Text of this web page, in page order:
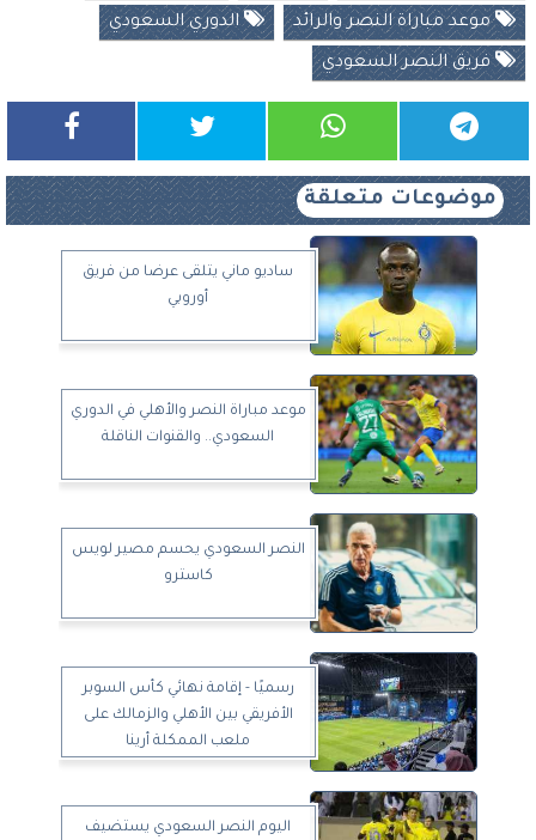
موعد مباراة النصر والرائد الدوري السعودي
فريق النصر السعودي
موضوعات متعلقة
ساديو ماني يتلقى عرضا من فريق
أوروبي
موعد مباراة النصر والأهلي في الدوري
السعودي.. والقنوات الناقلة
النصر السعودي يحسم مصير لويس
كاسترو
رسميًا - إقامة نهائي كأس السوبر
الأفريقي بين الأهلي والزمالك على
ملعب الممكلة أرينا
اليوم النصر السعودي يستضيف